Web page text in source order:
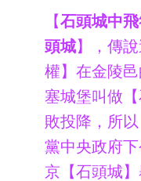
【石頭城中飛
頭城】，傳
權】在金陵
塞城堡叫做
敗投降，所
黨中央政府
京【石頭城